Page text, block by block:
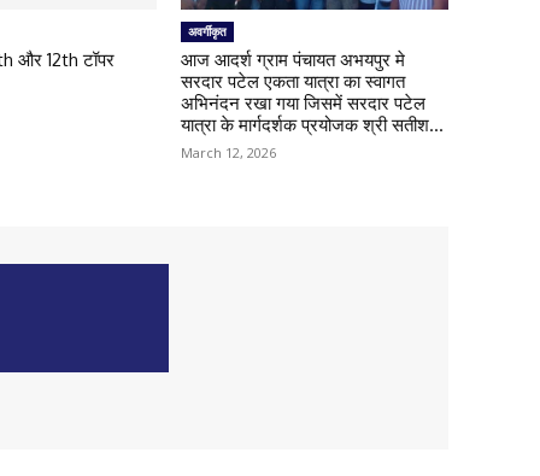
और 12th टॉपर
अवर्गीकृत
आज आदर्श ग्राम पंचायत अभयपुर मे
सरदार पटेल एकता यात्रा का स्वागत
अभिनंदन रखा गया जिसमें सरदार पटेल
यात्रा के मार्गदर्शक प्रयोजक श्री सतीश...
March 12, 2026